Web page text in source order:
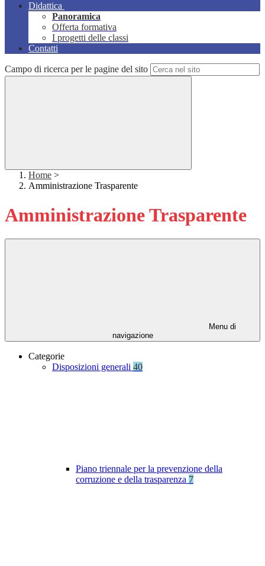
Didattica
Panoramica
Offerta formativa
I progetti delle classi
Contatti
Campo di ricerca per le pagine del sito
Home >
Amministrazione Trasparente
Amministrazione Trasparente
Menu di
navigazione
Categorie
Disposizioni generali 40
Piano triennale per la prevenzione della
corruzione e della trasparenza 7